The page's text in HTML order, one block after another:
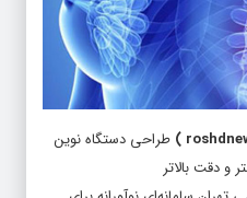
) طراحی دستگاه نوین
و دقت بالاتر